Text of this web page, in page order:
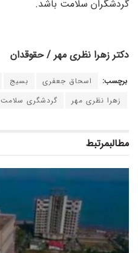
گردشگران سلامت باشد.
دکتر زهرا نظری مهر / حقوقدان
برچسب: اسحاق جعفری بسیج
زهرا نظری مهر
گردشگری سلامت
مطالبمرتبط